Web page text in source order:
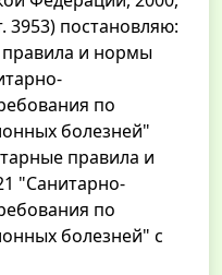
3953) постановляю:
и нормы
по
болезней"
правила и
"Санитарно-
по
болезней" с